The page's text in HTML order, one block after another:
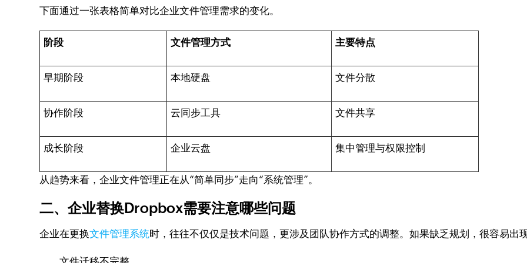
下面通过一张表格简单对比企业文件管理需求的变化。
阶段 文件管理方式 主要特点
早期阶段 本地硬盘 文件分散
协作阶段 云同步工具 文件共享
成长阶段 企业云盘 集中管理与权限控制
从趋势来看，企业文件管理正在从“简单同步”走向“系统管理”。
二、企业替换Dropbox需要注意哪些问题
企业在更换文件管理系统时，往往不仅仅是技术问题，更涉及团队协作方式的调整。如果缺乏规划，很容易出